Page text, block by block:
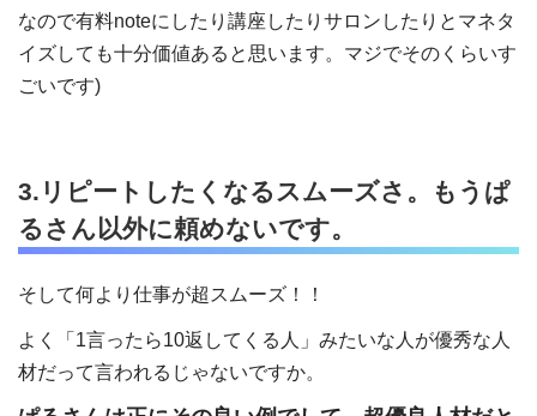
なので有料noteにしたり講座したりサロンしたりとマネタ
イズしても十分価値あると思います。マジでそのくらいす
ごいです)
3.リピートしたくなるスムーズさ。もうぱ
るさん以外に頼めないです。
そして何より仕事が超スムーズ！！
よく「1言ったら10返してくる人」みたいな人が優秀な人
材だって言われるじゃないですか。